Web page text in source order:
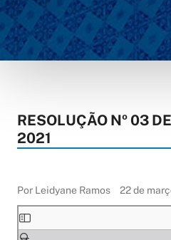
RESOLUÇÃO Nº 03
2021
Por Leidyane Ramos 22 de
Skip
to